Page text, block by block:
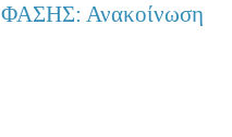
Ανακοίνωση